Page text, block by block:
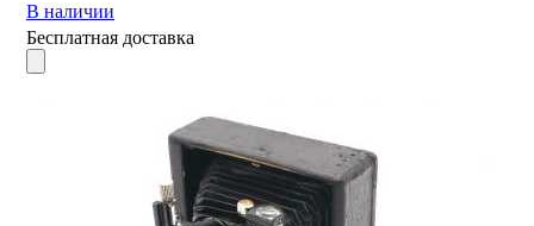
В наличии
Бесплатная доставка